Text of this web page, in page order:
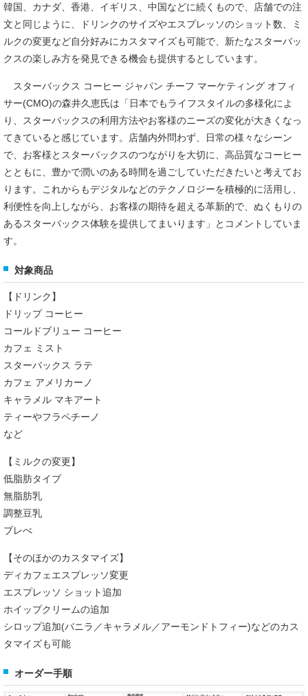
韓国、カナダ、香港、イギリス、中国などに続くもので、店舗での注
文と同じように、ドリンクのサイズやエスプレッソのショット数、ミ
ルクの変更など自分好みにカスタマイズも可能で、新たなスターバッ
クスの楽しみ方を発見できる機会も提供するとしています。
スターバックス コーヒー ジャパン チーフ マーケティング オフィ
サー(CMO)の森井久恵氏は「日本でもライフスタイルの多様化によ
り、スターバックスの利用方法やお客様のニーズの変化が大きくなっ
てきていると感じています。店舗内外問わず、日常の様々なシーン
で、お客様とスターバックスのつながりを大切に、高品質なコーヒー
とともに、豊かで潤いのある時間を過ごしていただきたいと考えてお
ります。これからもデジタルなどのテクノロジーを積極的に活用し、
利便性を向上しながら、お客様の期待を超える革新的で、ぬくもりの
あるスターバックス体験を提供してまいります」とコメントしていま
す。
対象商品
【ドリンク】
ドリップ コーヒー
コールドブリュー コーヒー
カフェ ミスト
スターバックス ラテ
カフェ アメリカーノ
キャラメル マキアート
ティーやフラペチーノ
など
【ミルクの変更】
低脂肪タイプ
無脂肪乳
調整豆乳
ブレべ
【そのほかのカスタマイズ】
ディカフェエスプレッソ変更
エスプレッソ ショット追加
ホイップクリームの追加
シロップ追加(バニラ／キャラメル／アーモンドトフィー)などのカス
タマイズも可能
オーダー手順